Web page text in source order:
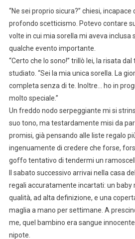
“Ne sei proprio sicura?” chiesi,
profondo scetticismo. Potevo contare
volte in cui mia sorella mi aveva inclusa
qualche evento importante.
“Certo che lo sono!” trillò lei, la risata
studiato. “Sei la mia unica sorella. La
completa senza di te. Inoltre… ho in
molto speciale.”
Un freddo nodo serpeggiante mi si
suo tono, ma testardamente misi da
promisi, già pensando alle liste regalo
ingenuamente di credere che forse,
goffo tentativo di tendermi un
Il sabato successivo arrivai nella casa
regali accuratamente incartati: un baby
qualità, ad alta definizione, e una
maglia a mano per settimane. A
me, quel bambino era sangue
nipote.